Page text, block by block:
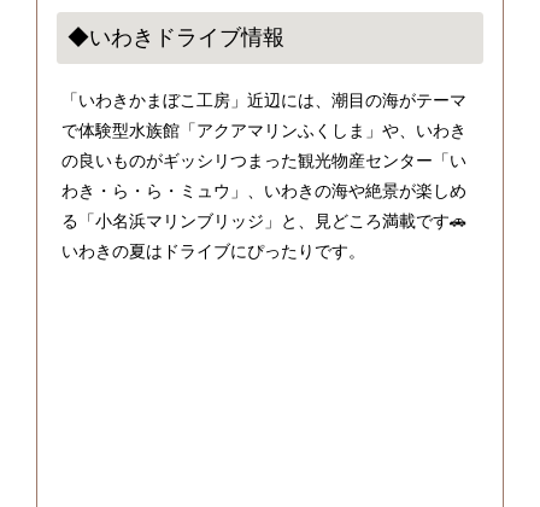
◆いわきドライブ情報
「いわきかまぼこ工房」近辺には、潮目の海がテーマ
で体験型水族館「アクアマリンふくしま」や、いわき
の良いものがギッシリつまった観光物産センター「い
わき・ら・ら・ミュウ」、いわきの海や絶景が楽しめ
る「小名浜マリンブリッジ」と、見どころ満載です🚗
いわきの夏はドライブにぴったりです。